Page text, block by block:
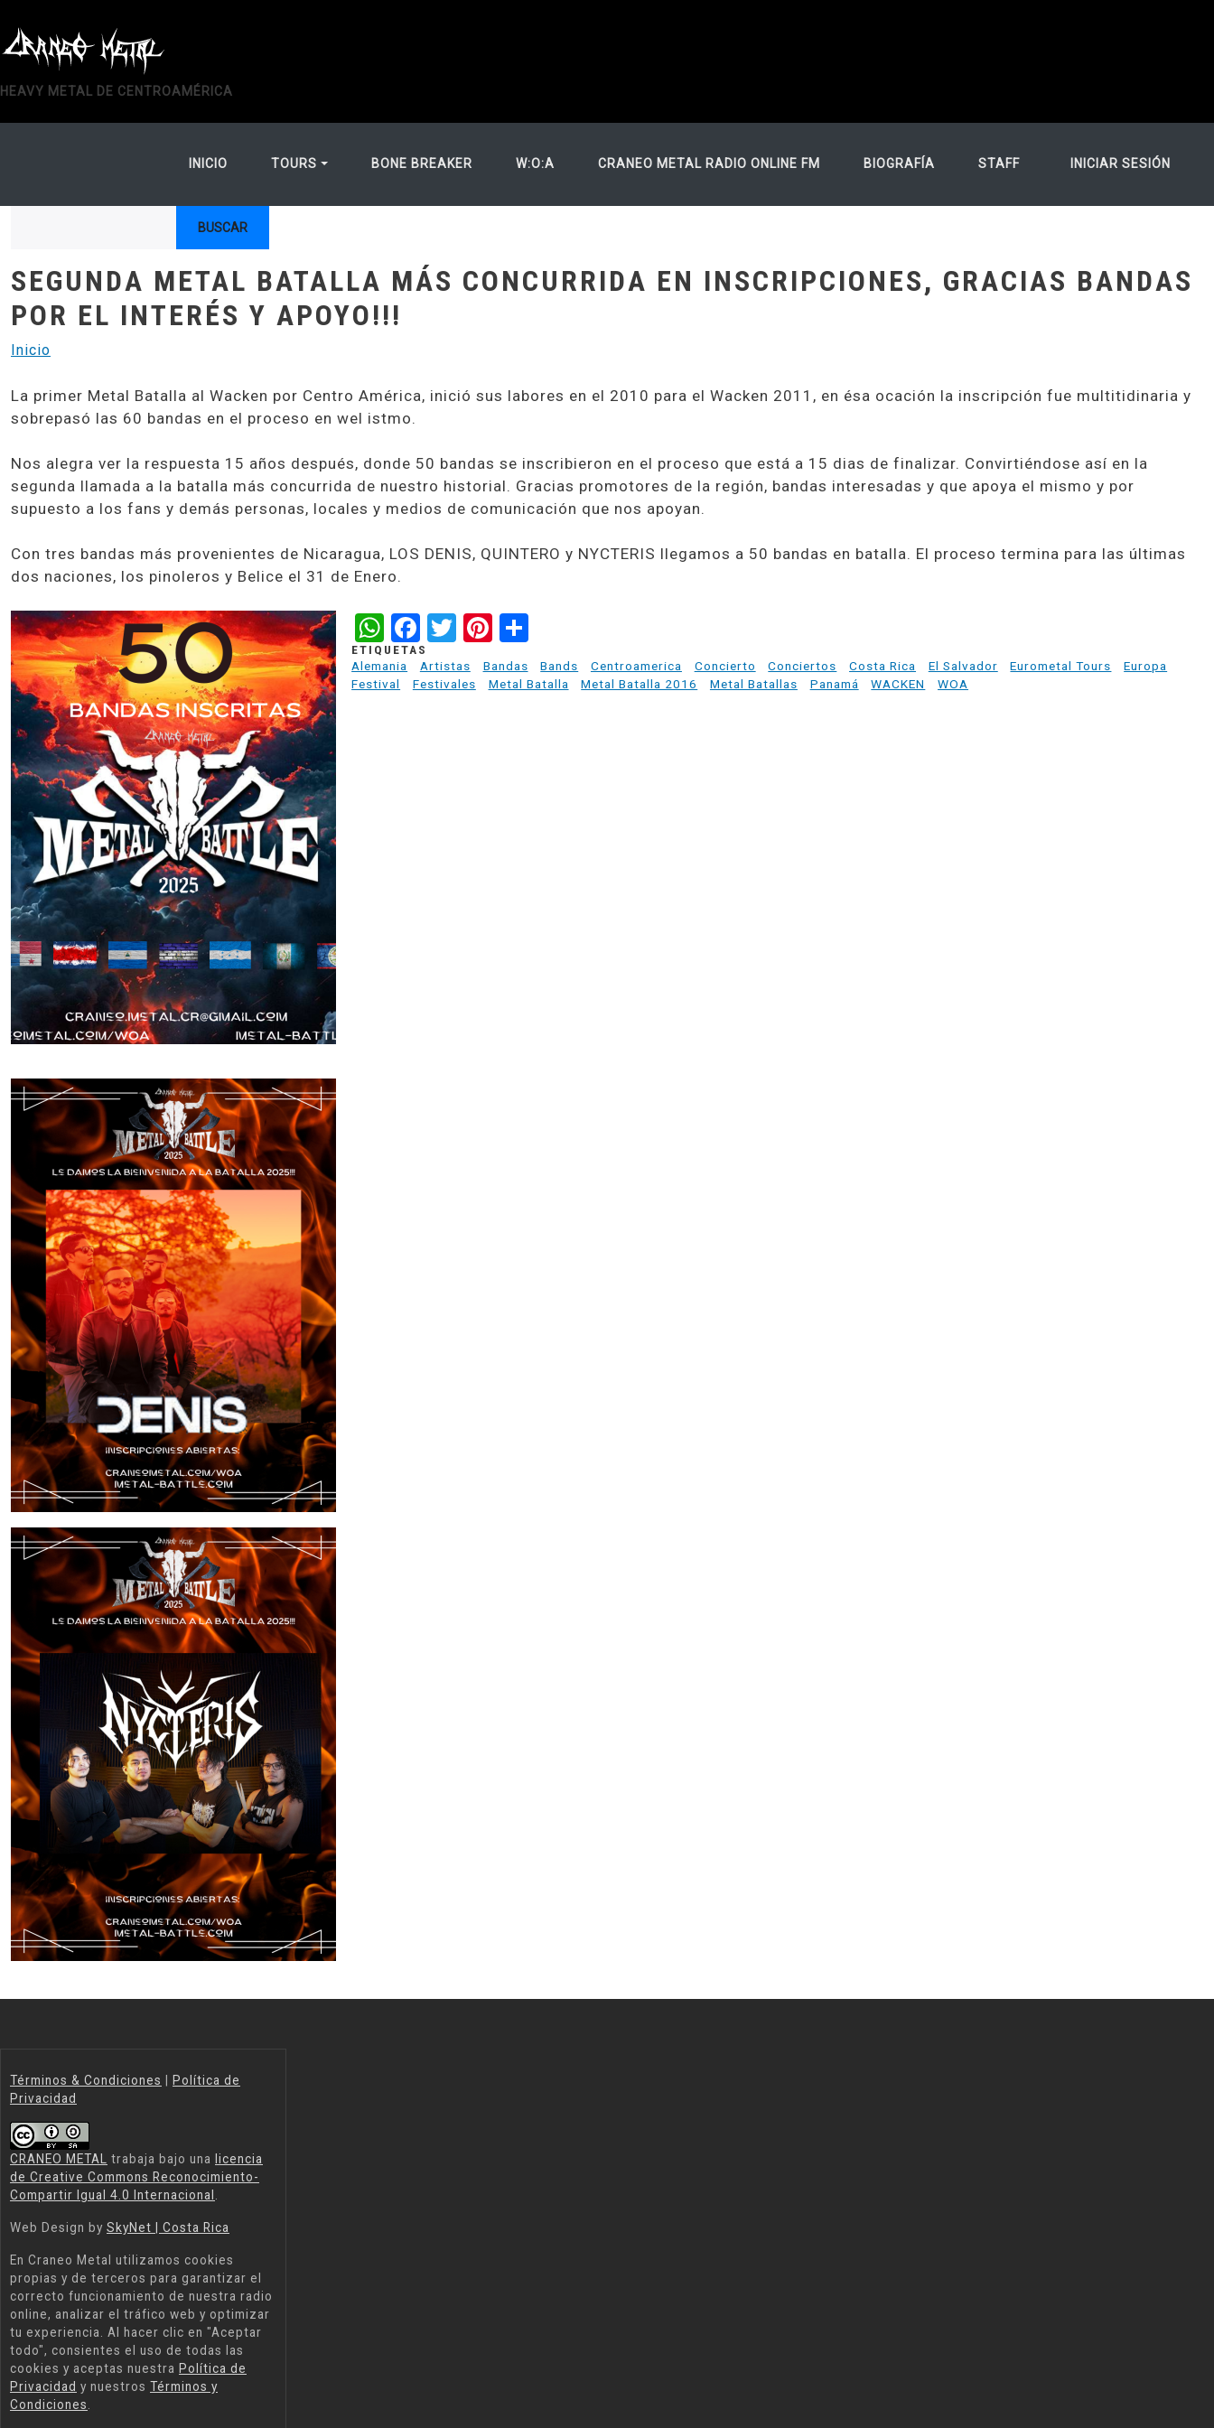
HEAVY METAL DE CENTROAMÉRICA
MAIN NAVIGATION
INICIO TOURS BONE BREAKER W:O:A CRANEO METAL RADIO ONLINE FM BIOGRAFÍA STAFF USER
INICIAR SESIÓN
SEGUNDA METAL BATALLA MÁS CONCURRIDA EN INSCRIPCIONES, GRACIAS BANDAS
POR EL INTERÉS Y APOYO!!!
Inicio
La primer Metal Batalla al Wacken por Centro América, inició sus labores en el 2010 para el Wacken 2011, en ésa ocación la inscripción fue multitidinaria y
sobrepasó las 60 bandas en el proceso en wel istmo.
Nos alegra ver la respuesta 15 años después, donde 50 bandas se inscribieron en el proceso que está a 15 dias de finalizar. Convirtiéndose así en la
segunda llamada a la batalla más concurrida de nuestro historial. Gracias promotores de la región, bandas interesadas y que apoya el mismo y por
supuesto a los fans y demás personas, locales y medios de comunicación que nos apoyan.
Con tres bandas más provenientes de Nicaragua, LOS DENIS, QUINTERO y NYCTERIS llegamos a 50 bandas en batalla. El proceso termina para las últimas
dos naciones, los pinoleros y Belice el 31 de Enero.
WhatsApp
Facebook
TwitterPinterest
ETIQUETAS
Alemania
Artistas Bandas Bands Centroamerica Concierto Conciertos Costa Rica El Salvador Eurometal Tours
Europa
Festival
Festivales Metal Batalla Metal Batalla 2016 Metal Batallas Panamá WACKEN WOA
Más imagenes
Términos & Condiciones | Política de
Privacidad
CRANEO METAL trabaja bajo una licencia
de Creative Commons Reconocimiento-
Compartir Igual 4.0 Internacional
Web Design by SkyNet | Costa Rica
En Craneo Metal utilizamos cookies
propias y de terceros para garantizar el
correcto funcionamiento de nuestra radio
online, analizar el tráfico web y optimizar
tu experiencia. Al hacer clic en "Aceptar
todo", consientes el uso de todas las
cookies y aceptas nuestra Política de
Privacidad y nuestros Términos y
Condiciones